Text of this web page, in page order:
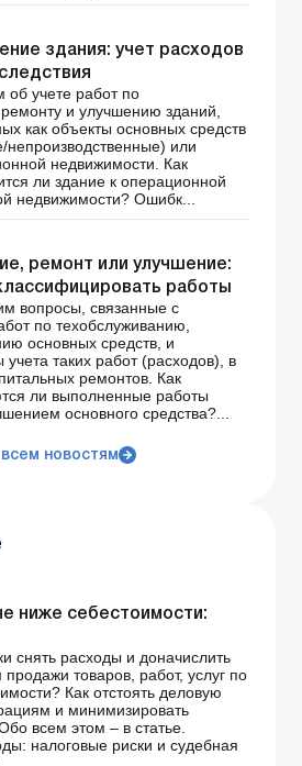
здания: учет расходов
об учете работ по
и улучшению зданий,
как объекты основных средств
непроизводственные) или
недвижимости. Как
ли здание к операционной
недвижимости? Ошибк...
ремонт или улучшение:
работы
вопросы, связанные с
по техобслуживанию,
основных средств, и
таких работ (расходов), в
ремонтов. Как
ли выполненные работы
основного средства?...
новостям
ниже себестоимости:
снять расходы и доначислить
товаров, работ, услуг по
Как отстоять деловую
и минимизировать
всем этом – в статье.
налоговые риски и судебная